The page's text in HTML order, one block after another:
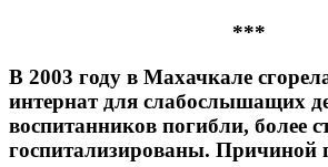
***
В 2003 году в Махачкале
интернат для слабослышащих
воспитанников погибли, более
госпитализированы. Причиной